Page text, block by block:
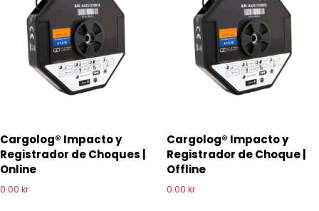
Cargolog® Impacto y
Registrador de Choques |
Online
0.00 kr
Cargolog® Impacto y
Registrador de Choque |
Offline
0.00 kr